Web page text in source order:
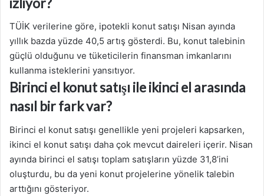
TÜİK verilerine göre, ipotekli konut satışı Nisan ayında
yıllık bazda yüzde 40,5 artış gösterdi. Bu, konut talebinin
güçlü olduğunu ve tüketicilerin finansman imkanlarını
kullanma isteklerini yansıtıyor.
Birinci el konut satışı ile ikinci el arasında
nasıl bir fark var?
Birinci el konut satışı genellikle yeni projeleri kapsarken,
ikinci el konut satışı daha çok mevcut daireleri içerir. Nisan
ayında birinci el satışı toplam satışların yüzde 31,8’ini
oluşturdu, bu da yeni konut projelerine yönelik talebin
arttığını gösteriyor.